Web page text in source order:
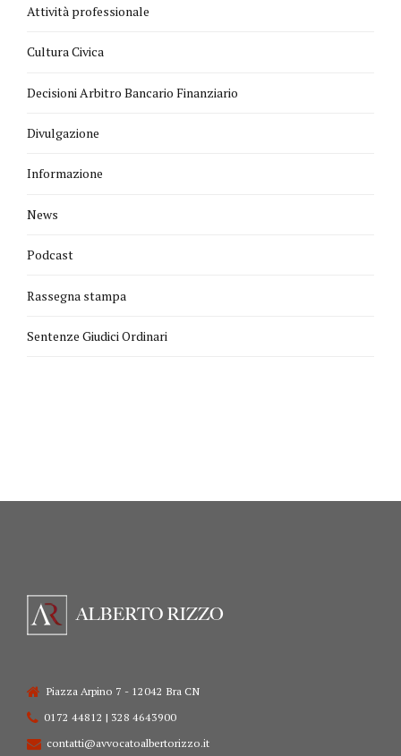
Attività professionale
Cultura Civica
Decisioni Arbitro Bancario Finanziario
Divulgazione
Informazione
News
Podcast
Rassegna stampa
Sentenze Giudici Ordinari
Piazza Arpino 7 - 12042 Bra CN
0172 44812 | 328 4643900
contatti@avvocatoalbertorizzo.it